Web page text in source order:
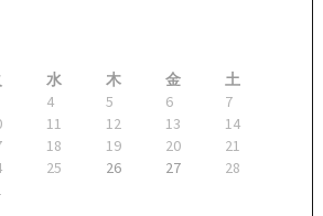
水 木 金
土
4 5 6
7
11 12 13
14
18 19 20
21
25 26 27
28